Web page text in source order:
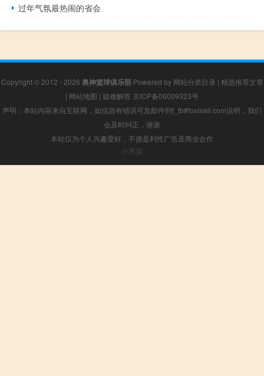
过年气氛最热闹的省会
Copyright © 2012 - 2026 奥神篮球俱乐部Powered by 网站分类目录 | 精选推荐文章
| 网站地图 | 疑难解答 京ICP备06009323号
声明：本站内容来自互联网，如信息有错误可发邮件到f_fb#foxmail.com说明，我们
会及时纠正，谢谢
本站仅为个人兴趣爱好，不接盈利性广告及商业合作
小男孩